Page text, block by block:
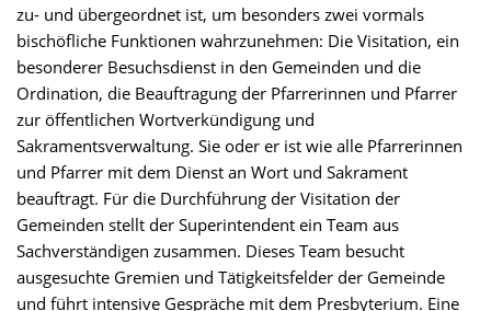
zu- und übergeordnet ist, um besonders zwei vormals
bischöfliche Funktionen wahrzunehmen: Die Visitation, ein
besonderer Besuchsdienst in den Gemeinden und die
Ordination, die Beauftragung der Pfarrerinnen und Pfarrer
zur öffentlichen Wortverkündigung und
Sakramentsverwaltung. Sie oder er ist wie alle Pfarrerinnen
und Pfarrer mit dem Dienst an Wort und Sakrament
beauftragt. Für die Durchführung der Visitation der
Gemeinden stellt der Superintendent ein Team aus
Sachverständigen zusammen. Dieses Team besucht
ausgesuchte Gremien und Tätigkeitsfelder der Gemeinde
und führt intensive Gespräche mit dem Presbyterium. Eine